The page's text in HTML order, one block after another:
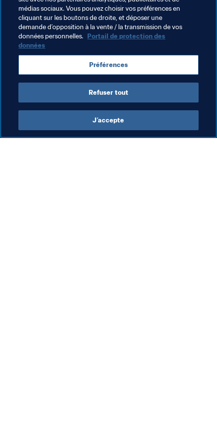
également. Nous avons le foot dans le sang, c'est une
passion familiale."
Thèmes en lien
Compétitions FIFA USA Concacaf
médias sociaux. Vous pouvez choisir vos préférences en
cliquant sur les boutons de droite, et déposer une
demande d’opposition à la vente / la transmission de vos
données personnelles. Portail de protection des
données
Préférences
Refuser tout
J’accepte